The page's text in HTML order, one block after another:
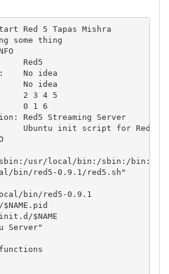
Red 5 Tapas Mishra
some thing
Red5
No idea
No idea
2 3 4 5
0 1 6
Red5 Streaming Server
Ubuntu init script for Red5
sbin: /usr/ local / bin: /sbin: / bin:
bin/red5-0.9.1/red5.sh"
/ bin /
/$NAME
init.d /$NAME
Server"